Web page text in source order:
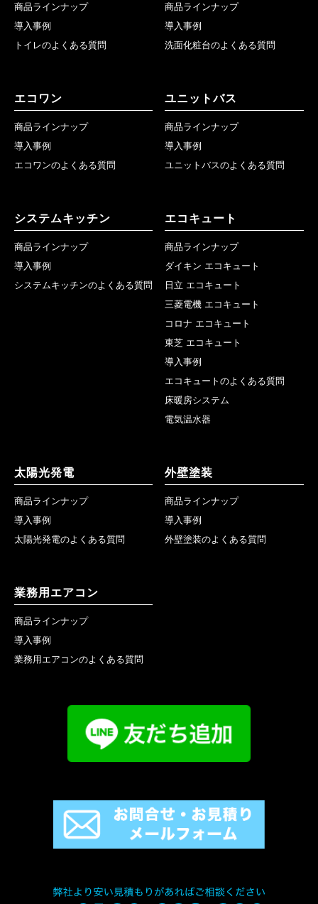
商品ラインナップ
導入事例
トイレのよくある質問
商品ラインナップ
導入事例
洗面化粧台のよくある質問
エコワン
商品ラインナップ
導入事例
エコワンのよくある質問
ユニットバス
商品ラインナップ
導入事例
ユニットバスのよくある質問
システムキッチン
商品ラインナップ
導入事例
システムキッチンのよくある質問
エコキュート
商品ラインナップ
ダイキン エコキュート
日立 エコキュート
三菱電機 エコキュート
コロナ エコキュート
東芝 エコキュート
導入事例
エコキュートのよくある質問
床暖房システム
電気温水器
太陽光発電
商品ラインナップ
導入事例
太陽光発電のよくある質問
外壁塗装
商品ラインナップ
導入事例
外壁塗装のよくある質問
業務用エアコン
商品ラインナップ
導入事例
業務用エアコンのよくある質問